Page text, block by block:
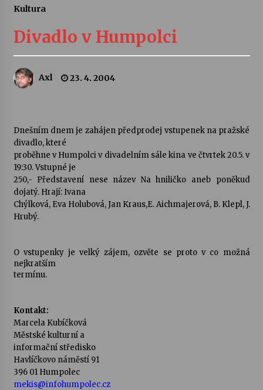
Sukuba Ensemble
4. 8. 2026
Vernisáž výstavy Josefíny Duškové: Stávám se
kapkou
Veselí muzikanti
Pozvánka na integrační festival Quijotova
šedesátka: 28. 7.–1. 8. 2026
28. 7. 2026
28. 7. 2026
Letní koncerty ve Stromovce: Rufus Miller
22. 7. 2026
Kultura
Divadlo v Humpolci
Axl 23. 4. 2004
Dnešním dnem je zahájen předprodej vstupenek na pražské
divadlo, které
proběhne v Humpolci v divadelním sále kina ve čtvrtek 20.5. v
19:30. Vstupné je
250,- Představení nese název Na hniličko aneb poněkud
dojatý. Hrají: Ivana
Chýlková, Eva Holubová, Jan Kraus,E. Aichmajerová, B. Klepl, J.
Hrubý.
O vstupenky je velký zájem, ozvěte se proto v co možná
nejkratším
termínu.
Kontakt:
Marcela Kubíčková
Městské kulturní a
informační středisko
Havlíčkovo náměstí 91
396 01 Humpolec
mekis@infohumpolec.cz